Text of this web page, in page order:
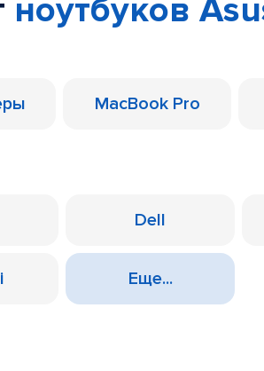
ноутбуков
MacBook Pro
Dell
Еще...